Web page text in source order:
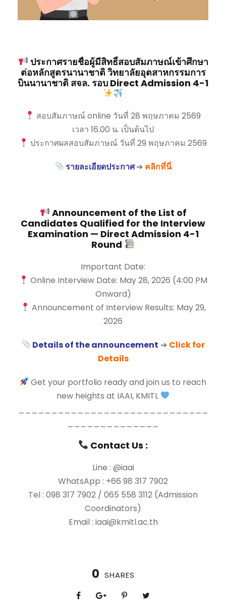
ประกาศรายชื่อผู้มีสิทธิ์สอบสัมภาษณ์เข้าศึกษา
ต่อหลักสูตรนานาชาติ วิทยาลัยอุตสาหกรรมการ
บินนานาชาติ สจล. รอบ Direct Admission 4-1
สอบสัมภาษณ์ online วันที่ 28 พฤษภาคม 2569
เวลา 16.00 น. เป็นต้นไป
ประกาศผลสอบสัมภาษณ์ วันที่ 29 พฤษภาคม 2569
รายละเอียดประกาศ➔ คลิกที่นี่
Announcement of the List of
Candidates Qualified for the Interview
Examination — Direct Admission 4-1
Round
Important Date:
Online Interview Date: May 28, 2026 (4:00 PM
Onward)
Announcement of Interview Results: May 29,
2026
Details of the announcement ➔ Click for
Details
Get your portfolio ready and join us to reach
new heights at IAAI, KMITL
Contact Us :
Line : @iaai
WhatsApp : +66 98 317 7902
Tel : 098 317 7902 / 065 558 3112 (Admission
Coordinators)
Email : iaai@kmitl.ac.th
0 SHARES